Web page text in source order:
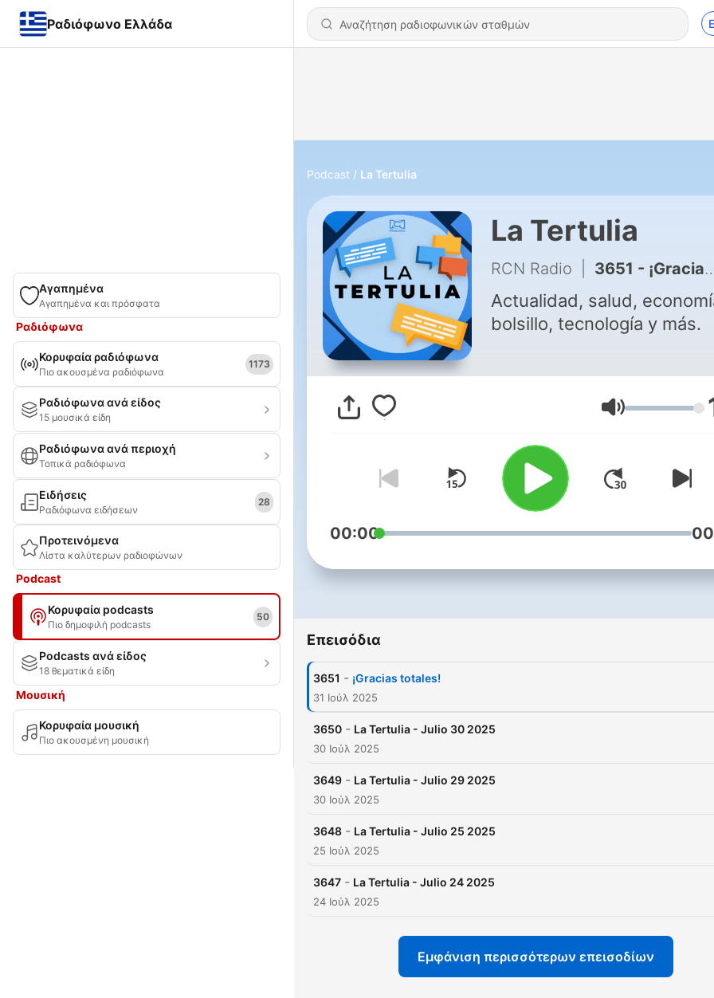
Ραδιόφωνο Ελλάδα
Αγαπημένα
Αγαπημένα και πρόσφατα
Ραδιόφωνα
Κορυφαία ραδιόφωνα
Πιο ακουσμένα ραδιόφωνα
1173
Ραδιόφωνα ανά είδος
15 μουσικά είδη
Ραδιόφωνα ανά περιοχή
Τοπικά ραδιόφωνα
Ειδήσεις
Ραδιόφωνα ειδήσεων
28
Προτεινόμενα
Λίστα καλύτερων ραδιοφώνων
Podcast
Κορυφαία podcasts
Πιο δημοφιλή podcasts
50
Podcasts ανά είδος
18 θεματικά είδη
Μουσική
Κορυφαία μουσική
Πιο ακουσμένη μουσική
Podcast La Tertulia
La Tertulia
RCN Radio 3651 - ¡Gracias totales!
Actualidad, salud,
bolsillo, tecnología y más.
Ένταση
00:00
Επεισόδια
3651 - ¡Gracias totales!
31 Ιούλ 2025
3650 - La Tertulia - Julio 30 2025
30 Ιούλ 2025
3649 - La Tertulia - Julio 29 2025
30 Ιούλ 2025
3648 - La Tertulia - Julio 25 2025
25 Ιούλ 2025
3647 - La Tertulia - Julio 24 2025
24 Ιούλ 2025
Εμφάνιση περισσότερων επεισοδίων